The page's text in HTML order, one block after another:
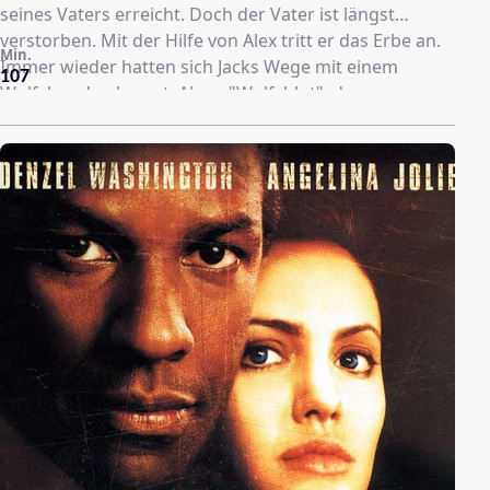
seines Vaters erreicht. Doch der Vater ist längst
verstorben. Mit der Hilfe von Alex tritt er das Erbe an.
Immer wieder hatten sich Jacks Wege mit einem
Wolfshund gekreuzt. Als er "Wolfsblut", der von
Indianern großgezogen wurde, wiedersieht, ist er von
Geschäftemachern zur blutgierigen Bestie abgerichtet
worden. Er kann das Vertrauen und die Freundschaft
des Wolfes gewinnen. Endlich findet Jack Gold, aber
die Neider sind nicht weit. Zu dritt verteidigen Jack,
Alex und Wolfsblut ihr Eigentum.
107
Min.